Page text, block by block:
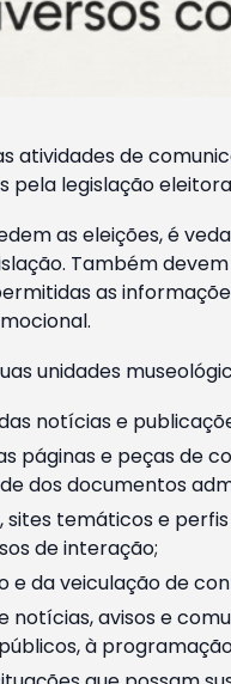
atividades de
pela legislação
as eleições, é
Também
as
unidades
notícias e
páginas e peças de
dos documentos
temáticos e
de interação;
e da veiculação de
notícias, avisos e
à